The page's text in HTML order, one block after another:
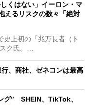
くはない」イーロン・マ
えるリスクの数々「絶対
上初の「兆万長者（ト
ク氏。…
、商社、ゼネコンは最高
グ” SHEIN、TikTok、